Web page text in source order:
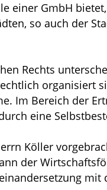
einer GmbH
so auch der
Rechts
organisiert
Im Bereich der
eine
Köller
der